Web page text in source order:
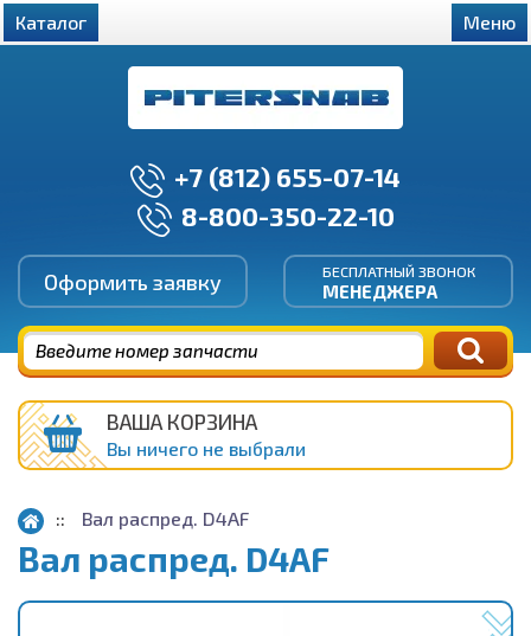
+7 (812) 655-07-14
8-800-350-22-10
Оформить заявку БЕСПЛАТНЫЙ ЗВОНОК
МЕНЕДЖЕРА
Каталог Меню
ВАША КОРЗИНА
Вы ничего не выбрали
Вал распред. D4AF
Вал распред. D4AF